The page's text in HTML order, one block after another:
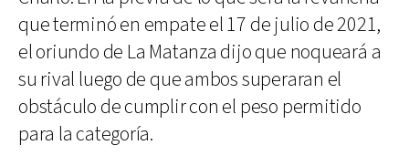
que terminó en empate el 17 de julio de 2021,
el oriundo de La Matanza dijo que noqueará a
su rival luego de que ambos superaran el
obstáculo de cumplir con el peso permitido
para la categoría.